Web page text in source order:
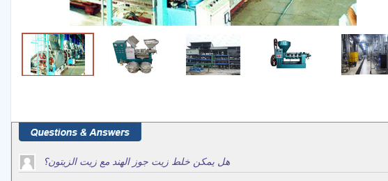
هل يمكن خلط زيت جوز الهند مع زيت الزيتون؟